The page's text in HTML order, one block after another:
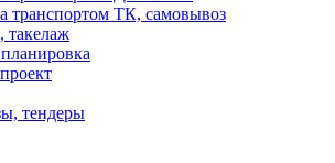
транспортом ТК, самовывоз
тендеры